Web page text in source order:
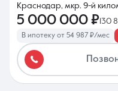
Краснодар, мкр. 9-й
5 000 000 ₽ 130
В ипотеку от 54 987 ₽/мес